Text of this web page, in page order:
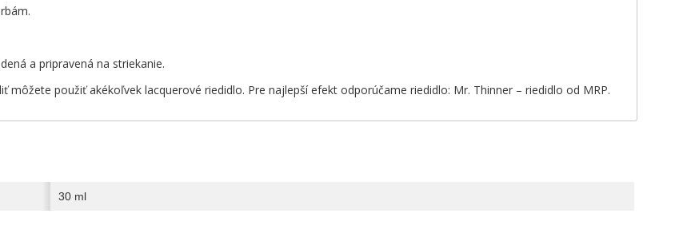
a pripravená na striekanie.
môžete použiť akékoľvek lacquerové riedidlo. Pre najlepší efekt odporúčame riedidlo: Mr. Thinner – riedidlo od MRP.
30 ml